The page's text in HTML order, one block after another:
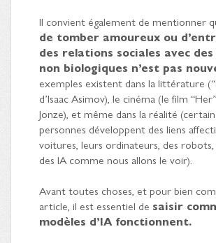
Il convient également de mentionner
de tomber amoureux ou
des relations sociales avec
non biologiques n’est pas
exemples existent dans la littérature
d’Isaac Asimov), le cinéma (le film
Jonze), et même dans la réalité
personnes développent des liens
voitures, leurs ordinateurs, des
des IA comme nous allons le voir).
Avant toutes choses, et pour bien
article, il est essentiel de saisir
modèles d’IA fonctionnent.